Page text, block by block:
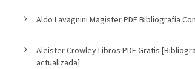
Aldo Lavagnini Magister PDF Bibliografía
Aleister Crowley Libros PDF Gratis
actualizada]